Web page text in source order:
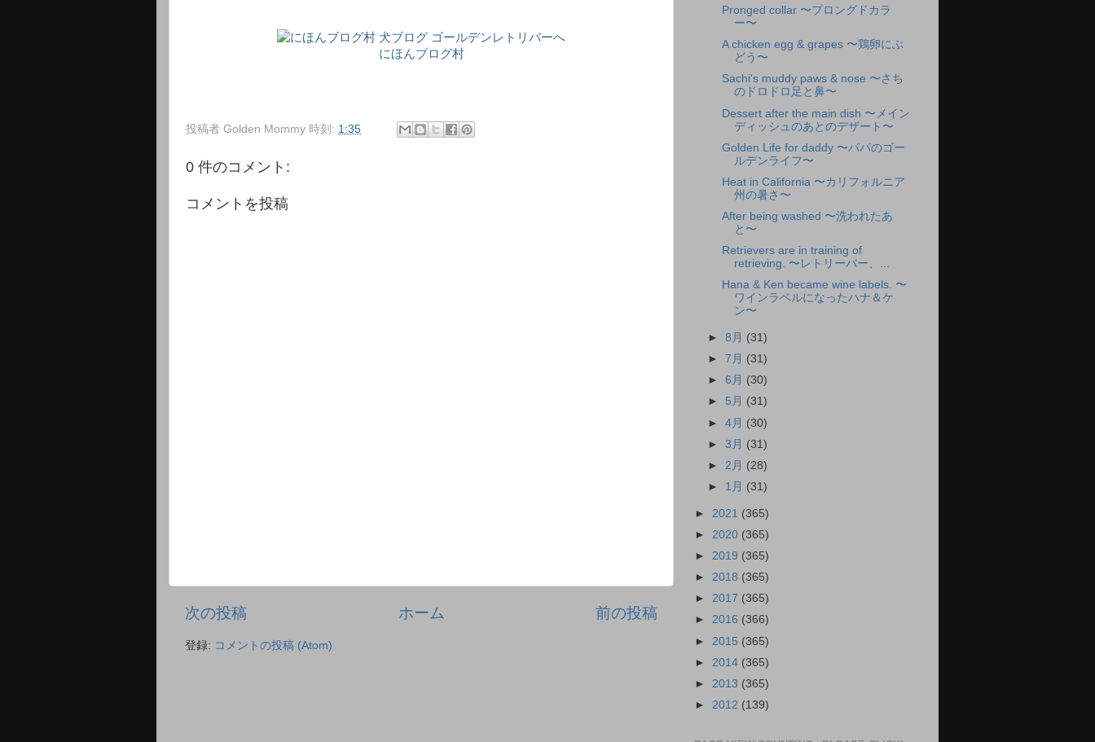
にほんブログ村
投稿者 Golden Mommy 時刻: 1:35
0 件のコメント:
コメントを投稿
次の投稿 前の投稿
ホーム
登録: コメントの投稿 (Atom)
Pronged collar 〜プロングドカラ
ー〜
A chicken egg & grapes 〜鶏卵にぶ
どう〜
Sachi's muddy paws & nose 〜さち
のドロドロ足と鼻〜
Dessert after the main dish 〜メイン
ディッシュのあとのデザート〜
Golden Life for daddy 〜パパのゴー
ルデンライフ〜
Heat in California 〜カリフォルニア
州の暑さ〜
After being washed 〜洗われたあ
と〜
Retrievers are in training of
retrieving. 〜レトリーバー、...
Hana & Ken became wine labels. 〜
ワインラベルになったハナ＆ケ
ン〜
►8月 (31)
►7月 (31)
►6月 (30)
► 5月 (31)
►4月 (30)
►3月 (31)
► 2月 (28)
► 1月 (31)
► 2021 (365)
► 2020 (365)
► 2019 (365)
► 2018 (365)
► 2017 (365)
► 2016 (366)
► 2015 (365)
► 2014 (365)
► 2013 (365)
► 2012 (139)